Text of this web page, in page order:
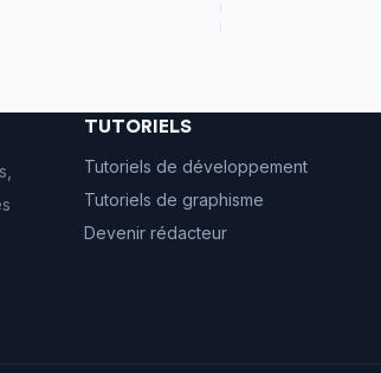
TUTORIELS
Tutoriels de développement
Tutoriels de graphisme
Devenir rédacteur